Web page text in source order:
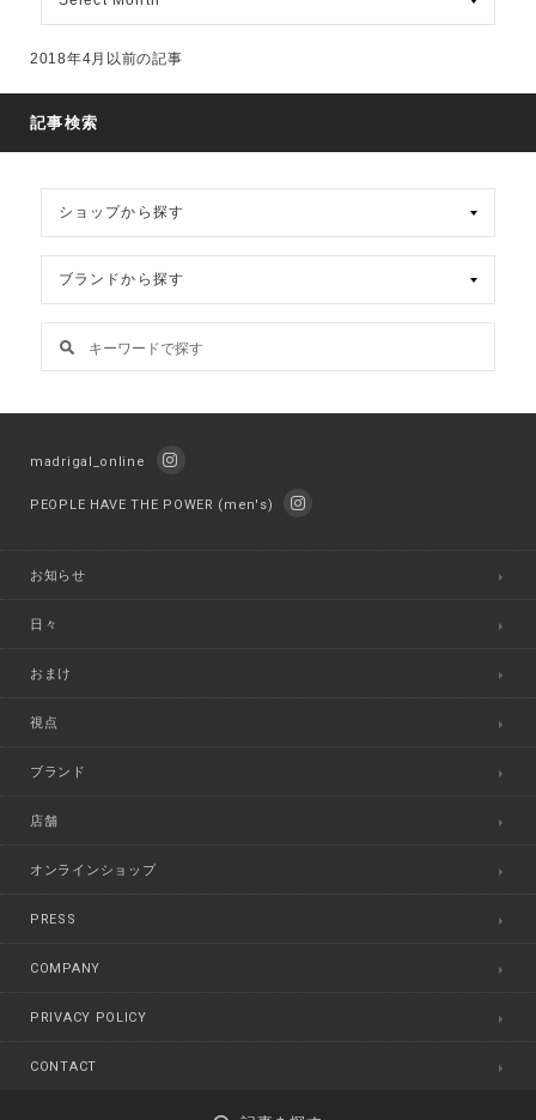
ア
カ
2018年4月以前の記事
記事検索
madrigal_online
PEOPLE HAVE THE POWER (men's)
お知らせ
日々
おまけ
視点
ブランド
店舗
オンラインショップ
PRESS
COMPANY
PRIVACY POLICY
CONTACT